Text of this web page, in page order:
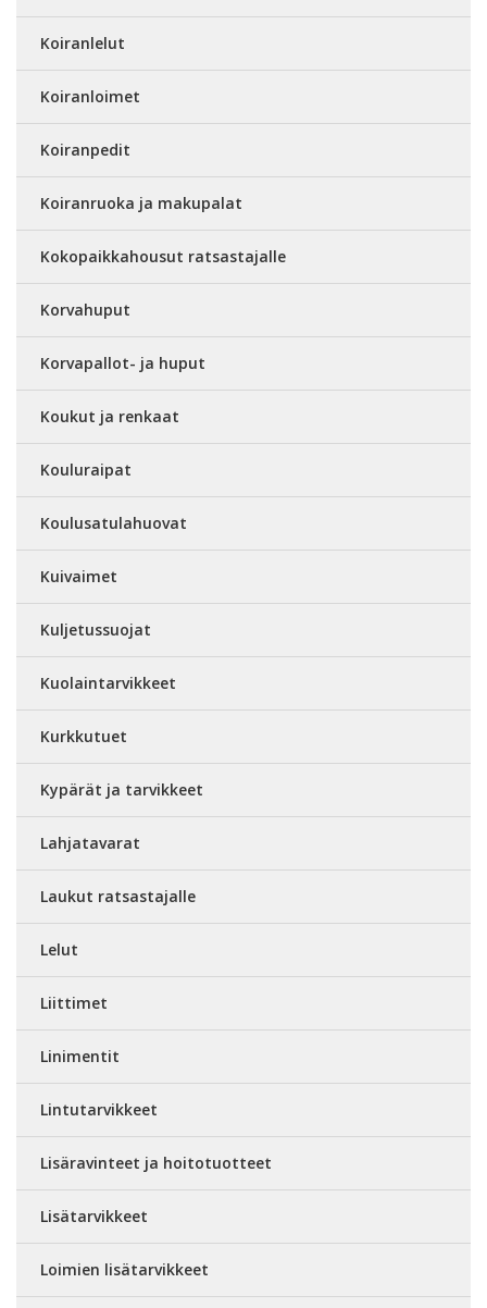
Koiranlelut
Koiranloimet
Koiranpedit
Koiranruoka ja makupalat
Kokopaikkahousut ratsastajalle
Korvahuput
Korvapallot- ja huput
Koukut ja renkaat
Kouluraipat
Koulusatulahuovat
Kuivaimet
Kuljetussuojat
Kuolaintarvikkeet
Kurkkutuet
Kypärät ja tarvikkeet
Lahjatavarat
Laukut ratsastajalle
Lelut
Liittimet
Linimentit
Lintutarvikkeet
Lisäravinteet ja hoitotuotteet
Lisätarvikkeet
Loimien lisätarvikkeet